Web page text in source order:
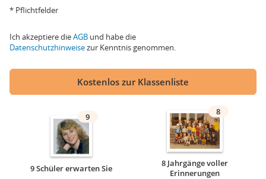
* Pflichtfelder
Ich akzeptiere dieAGB und habe die
Datenschutzhinweisezur Kenntnis genommen.
Kostenlos zur Klassenliste
9
9 Schüler erwarten Sie
8
8 Jahrgänge voller
Erinnerungen